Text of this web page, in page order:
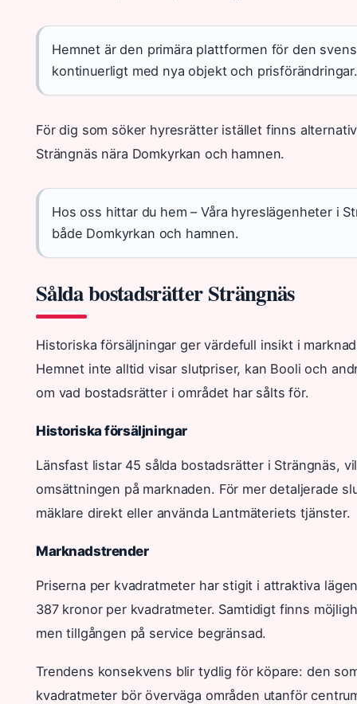
Hemnet är den primära plattformen för den
kontinuerligt med nya objekt och prisförändringar.
För dig som söker hyresrätter istället finns
Strängnäs nära Domkyrkan och hamnen.
Hos oss hittar du hem – Våra hyreslägenheter i
både Domkyrkan och hamnen.
Sålda bostadsrätter Strängnäs
Historiska försäljningar ger värdefull insikt i
Hemnet inte alltid visar slutpriser, kan Booli och
om vad bostadsrätter i området har sålts för.
Historiska försäljningar
Länsfast listar 45 sålda bostadsrätter i Strängnäs,
omsättningen på marknaden. För mer detaljerade
mäklare direkt eller använda Lantmäteriets tjänster.
Marknadstrender
Priserna per kvadratmeter har stigit i attraktiva
387 kronor per kvadratmeter. Samtidigt finns
men tillgången på service begränsad.
Trendens konsekvens blir tydlig för köpare: den
kvadratmeter bör överväga områden utanför